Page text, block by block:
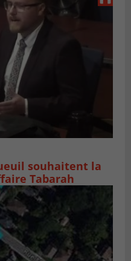
souhaitent la
Tabarah